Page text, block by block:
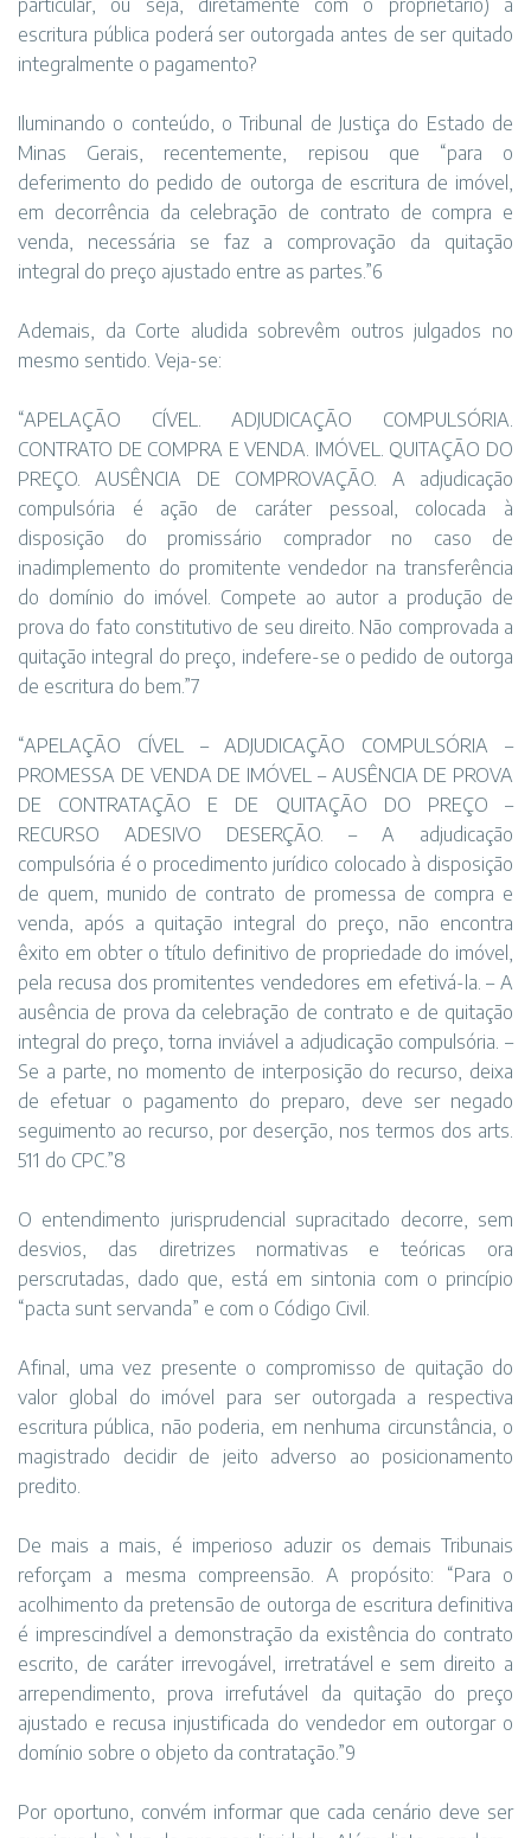
particular, ou seja, diretamente com o proprietário) a
escritura pública poderá ser outorgada antes de ser quitado
integralmente o pagamento?
Iluminando o conteúdo, o Tribunal de Justiça do Estado de
Minas Gerais, recentemente, repisou que “para o
deferimento do pedido de outorga de escritura de imóvel,
em decorrência da celebração de contrato de compra e
venda, necessária se faz a comprovação da quitação
integral do preço ajustado entre as partes.”6
Ademais, da Corte aludida sobrevêm outros julgados no
mesmo sentido. Veja-se:
“APELAÇÃO CÍVEL. ADJUDICAÇÃO COMPULSÓRIA.
CONTRATO DE COMPRA E VENDA. IMÓVEL. QUITAÇÃO DO
PREÇO. AUSÊNCIA DE COMPROVAÇÃO. A adjudicação
compulsória é ação de caráter pessoal, colocada à
disposição do promissário comprador no caso de
inadimplemento do promitente vendedor na transferência
do domínio do imóvel. Compete ao autor a produção de
prova do fato constitutivo de seu direito. Não comprovada a
quitação integral do preço, indefere-se o pedido de outorga
de escritura do bem.”7
“APELAÇÃO CÍVEL – ADJUDICAÇÃO COMPULSÓRIA –
PROMESSA DE VENDA DE IMÓVEL – AUSÊNCIA DE PROVA
DE CONTRATAÇÃO E DE QUITAÇÃO DO PREÇO –
RECURSO ADESIVO DESERÇÃO. – A adjudicação
compulsória é o procedimento jurídico colocado à disposição
de quem, munido de contrato de promessa de compra e
venda, após a quitação integral do preço, não encontra
êxito em obter o título definitivo de propriedade do imóvel,
pela recusa dos promitentes vendedores em efetivá-la. – A
ausência de prova da celebração de contrato e de quitação
integral do preço, torna inviável a adjudicação compulsória. –
Se a parte, no momento de interposição do recurso, deixa
de efetuar o pagamento do preparo, deve ser negado
seguimento ao recurso, por deserção, nos termos dos arts.
511 do CPC.”8
O entendimento jurisprudencial supracitado decorre, sem
desvios, das diretrizes normativas e teóricas ora
perscrutadas, dado que, está em sintonia com o princípio
“pacta sunt servanda” e com o Código Civil.
Afinal, uma vez presente o compromisso de quitação do
valor global do imóvel para ser outorgada a respectiva
escritura pública, não poderia, em nenhuma circunstância, o
magistrado decidir de jeito adverso ao posicionamento
predito.
De mais a mais, é imperioso aduzir os demais Tribunais
reforçam a mesma compreensão. A propósito: “Para o
acolhimento da pretensão de outorga de escritura definitiva
é imprescindível a demonstração da existência do contrato
escrito, de caráter irrevogável, irretratável e sem direito a
arrependimento, prova irrefutável da quitação do preço
ajustado e recusa injustificada do vendedor em outorgar o
domínio sobre o objeto da contratação.”9
Por oportuno, convém informar que cada cenário deve ser